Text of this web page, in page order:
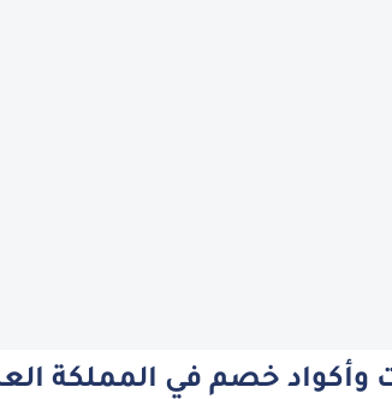
خصم في المملكة